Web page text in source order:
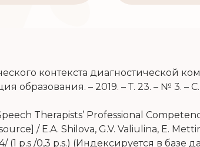
контекста диагностической
образования. – 2019. – Т. 23. – № 3. –
Therapists’ Professional
/ Е.А. Shilova, G.V. Valiulina, E.
p.s /0,3 p.s.) (Индексируется в базе